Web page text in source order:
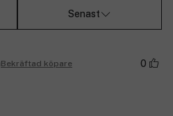
Senast
Bekräftad köpare 0